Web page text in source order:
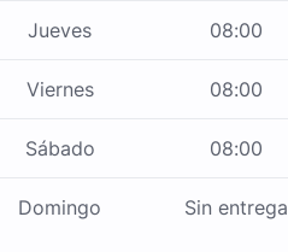
Jueves 08:00
Viernes 08:00
Sábado 08:00
Domingo Sin entrega